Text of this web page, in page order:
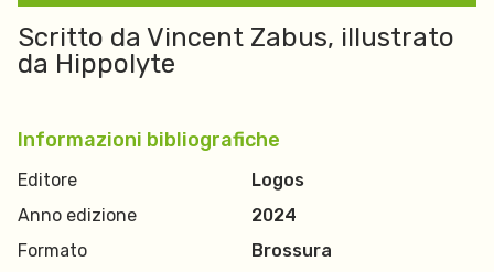
Scritto da Vincent Zabus, illustrato
da Hippolyte
Informazioni bibliografiche
Editore
Logos
Anno edizione
2024
Formato
Brossura